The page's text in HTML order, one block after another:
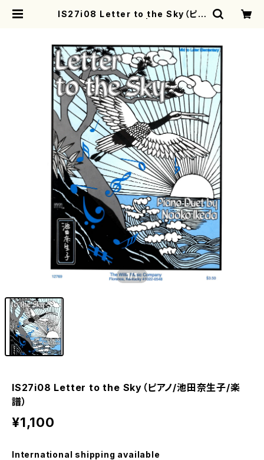
IS27i08 Letter to the Sky（ピア
1/1
IS27i08 Letter to the Sky（ピアノ/池田奈生子/楽
譜）
¥1,100
International shipping available